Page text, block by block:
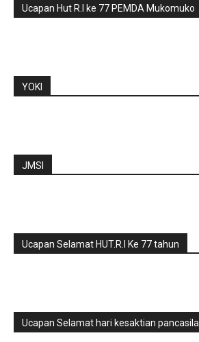
Ucapan Hut R.I ke 77 PEMDA Mukomuko
YOKI
JMSI
Ucapan Selamat HUT.R.I Ke 77 tahun
Ucapan Selamat hari kesaktian pancasila